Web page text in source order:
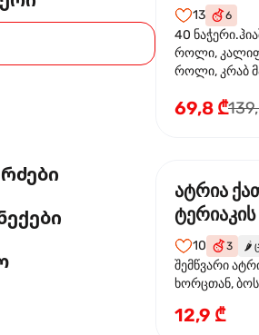
13 6
40
როლი,
როლი, კრაბ
69,8 ₾
ატრია
10 3 🌶️
შემწვარი
ხორცთან,
და ტერიაკის
12,9 ₾